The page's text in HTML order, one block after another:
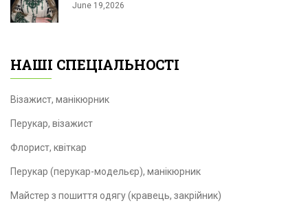
June 19,2026
НАШІ СПЕЦІАЛЬНОСТІ
Візажист, манікюрник
Перукар, візажист
Флорист, квіткар
Перукар (перукар-модельєр), манікюрник
Майстер з пошиття одягу (кравець, закрійник)